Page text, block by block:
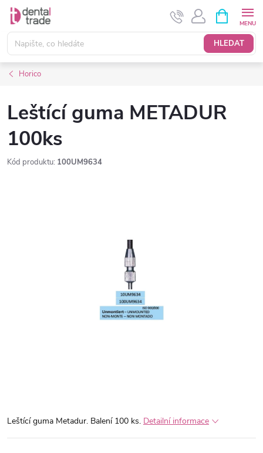
Přejít
obsah
HLEDAT
NÁKUPNÍ
KOŠÍK
Horico
Leštící guma METADUR
100ks
Kód produktu: 100UM9634
Leštící guma Metadur. Balení 100 ks. Detailní informace